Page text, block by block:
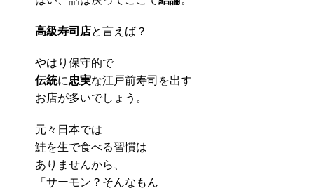
高級寿司店と言えば？
やはり保守的で
伝統に忠実な江戸前寿司を出す
お店が多いでしょう。
元々日本では
鮭を生で食べる習慣は
ありませんから、
「サーモン？そんなもん